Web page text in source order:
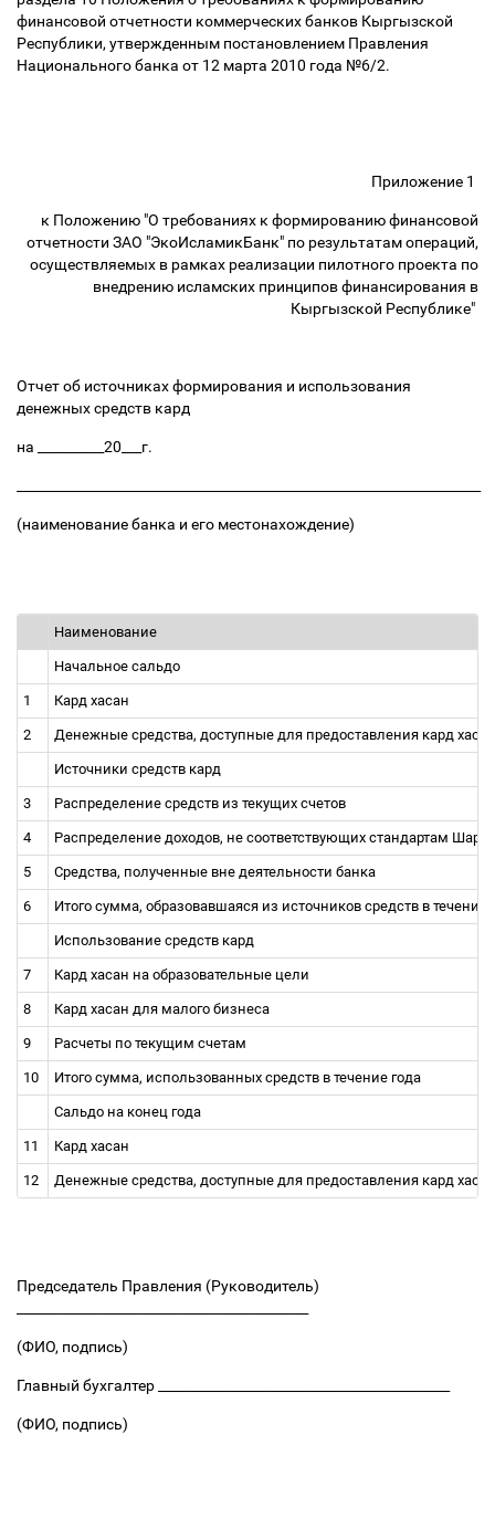
финансовой отчетности коммерческих банков Кыргызской
Республики, утвержденным постановлением Правления
Национального банка от 12 марта 2010 года №6/2.
Приложение 1
к Положению "О требованиях к формированию финансовой
отчетности ЗАО "ЭкоИсламикБанк" по результатам операций,
осуществляемых в рамках реализации пилотного проекта по
внедрению исламских принципов финансирования в
Кыргызской Республике"
Отчет об источниках формирования и использования
денежных средств кард
на __________20___г.
(наименование банка и его местонахождение)
Наименование
Начальное сальдо
1 Кард хасан
2 Денежные средства, доступные для предоставления кард
Источники средств кард
3 Распределение средств из текущих счетов
4 Распределение доходов, не соответствующих стандартам
5 Средства, полученные вне деятельности банка
6 Итого сумма, образовавшаяся из источников средств в течение
Использование средств кард
7 Кард хасан на образовательные цели
8 Кард хасан для малого бизнеса
9 Расчеты по текущим счетам
10 Итого сумма, использованных средств в течение года
Сальдо на конец года
11 Кард хасан
12 Денежные средства, доступные для предоставления кард
Председатель Правления (Руководитель)
(ФИО, подпись)
Главный бухгалтер ____________________________________________
(ФИО, подпись)